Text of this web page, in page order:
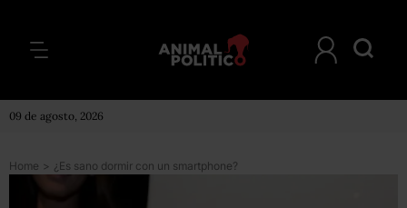
09 de agosto, 2026
Home > ¿Es sano dormir con un smartphone?